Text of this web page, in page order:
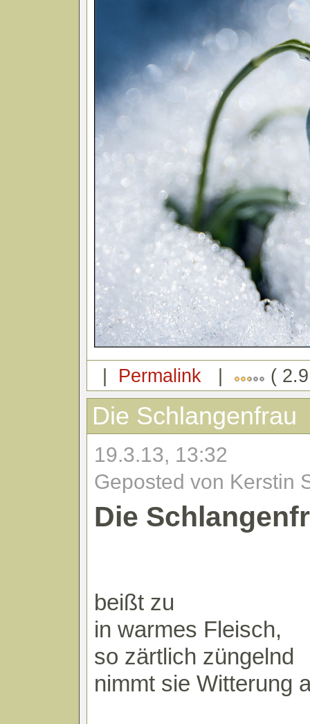
| Permalink | (
Die Schlangenfrau
19.3.13, 13:32
Geposted von Kerstin
Die
beißt zu
in warmes Fleisch,
so zärtlich züngelnd
nimmt sie Witterung